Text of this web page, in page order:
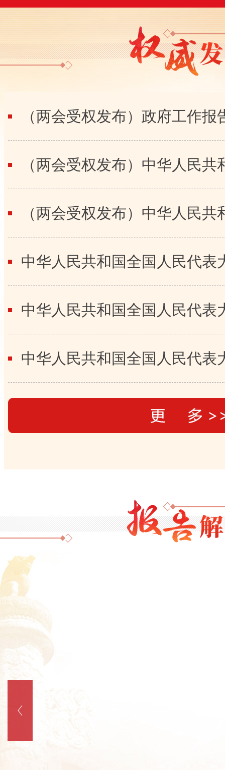
（两会受权发布）政府工作报
（两会受权发布）中华人民共
中华人民共和国全国人民代表
中华人民共和国全国人民代表
中华人民共和国全国人民代表